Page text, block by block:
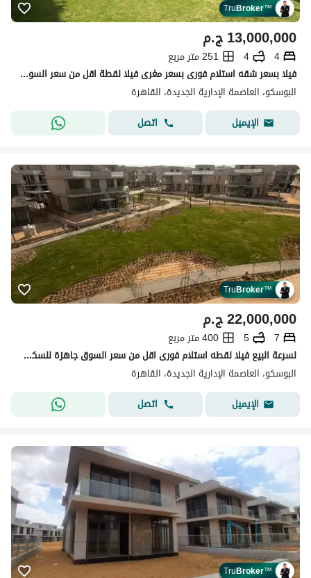
TruBroker™
ج.م13,000,000
4
4
251 متر مربع
فيلا بسعر شقه استلام فورى بسعر مغرى فيلا لقطة اقل من سعر السوق موقع مميز . . فى اميز موقع بالعاصمة الادارية
البوسكو، العاصمة الإدارية الجديدة، القاهرة
الإيميل
اتصل
TruBroker™
ج.م22,000,000
7
5
400 متر مربع
لسرعة البيع فيلا لقطه استلام فورى اقل من سعر السوق جاهزة للسكن بموقع متميز فيو البرج الايقونى ومسجد مصر فى البوسكو فى العاصمه الادارية
البوسكو، العاصمة الإدارية الجديدة، القاهرة
الإيميل
اتصل
TruBroker™